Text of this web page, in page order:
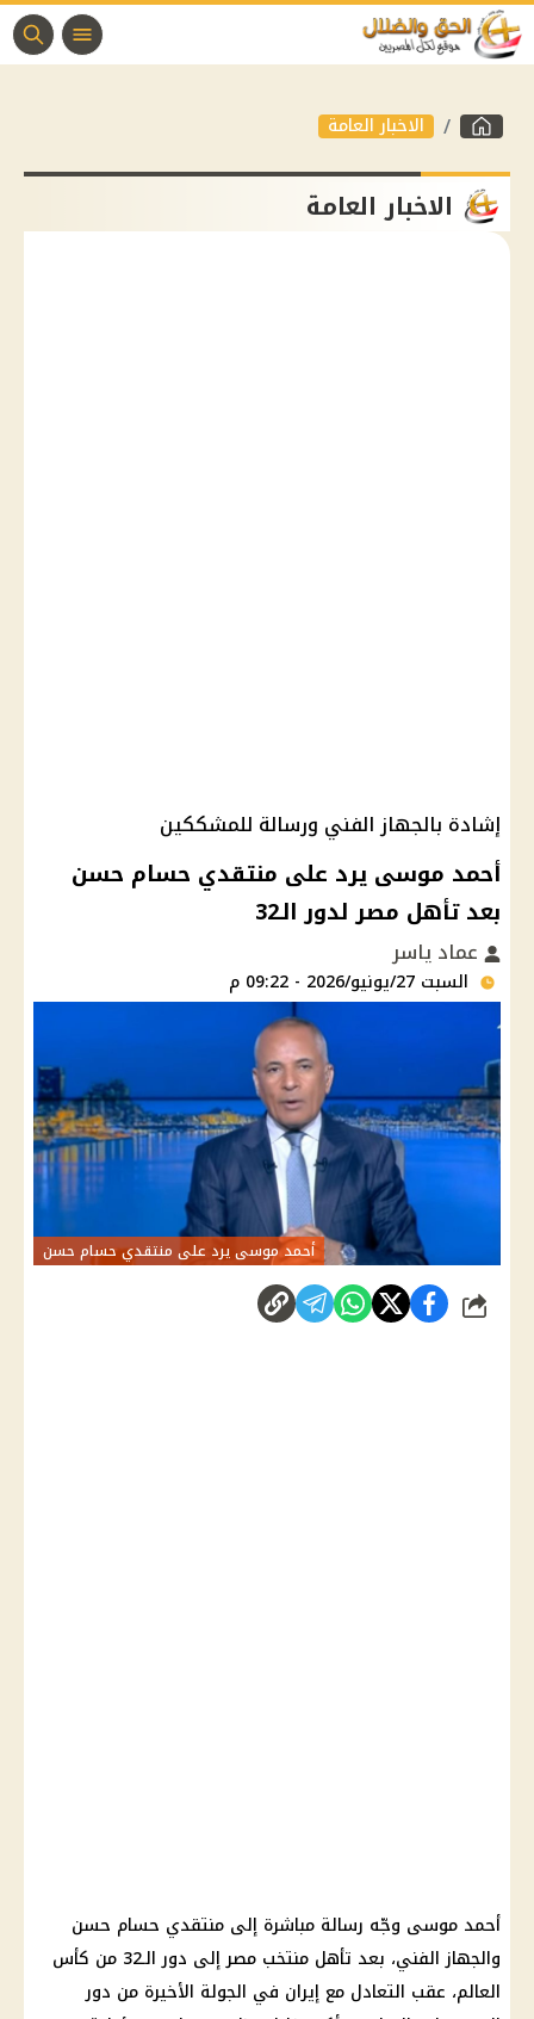
الاخبار العامة
الاخبار العامة
إشادة بالجهاز الفني ورسالة للمشككين
أحمد موسى يرد على منتقدي حسام حسن
بعد تأهل مصر لدور الـ32
عماد ياسر
السبت 27/يونيو/2026 - 09:22 م
أحمد موسى يرد على منتقدي حسام حسن
شارك
أحمد موسى وجّه رسالة مباشرة إلى منتقدي حسام حسن
والجهاز الفني، بعد تأهل منتخب مصرإلى دور الـ32 من
كأس
العالم، عقب التعادل معإيران في الجولة الأخيرة من دور